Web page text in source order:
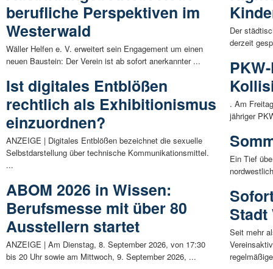
berufliche Perspektiven im
Westerwald
Wäller Helfen e. V. erweitert sein Engagement um einen
neuen Baustein: Der Verein ist ab sofort anerkannter ...
Ist digitales Entblößen
rechtlich als Exhibitionismus
einzuordnen?
ANZEIGE | Digitales Entblößen bezeichnet die sexuelle
Selbstdarstellung über technische Kommunikationsmittel.
...
ABOM 2026 in Wissen:
Berufsmesse mit über 80
Ausstellern startet
ANZEIGE | Am Dienstag, 8. September 2026, von 17:30
bis 20 Uhr sowie am Mittwoch, 9. September 2026, ...
Der
derzeit
. Am
jähriger
Ein Tief
Stadt
Seit mehr